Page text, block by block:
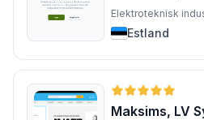
Elektroteknisk
Estland
Maksims, LV